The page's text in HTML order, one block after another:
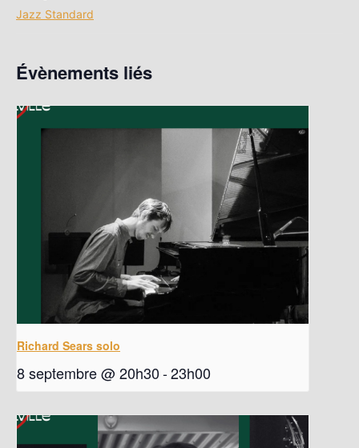
Jazz Standard
Évènements liés
Richard Sears solo
8 septembre @ 20h30-23h00